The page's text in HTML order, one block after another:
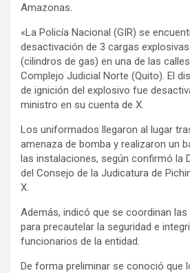
Amazonas.
«La Policía Nacional (GIR) se
desactivación de 3 cargas
(cilindros de gas) en una de las
Complejo Judicial Norte (Quito). El
de ignición del explosivo fue
ministro en su cuenta de X.
Los uniformados llegaron al lugar
amenaza de bomba y realizaron un
las instalaciones, según confirmó la
del Consejo de la Judicatura de
X.
Además, indicó que se coordinan
para precautelar la seguridad e
funcionarios de la entidad.
De forma preliminar se conoció que